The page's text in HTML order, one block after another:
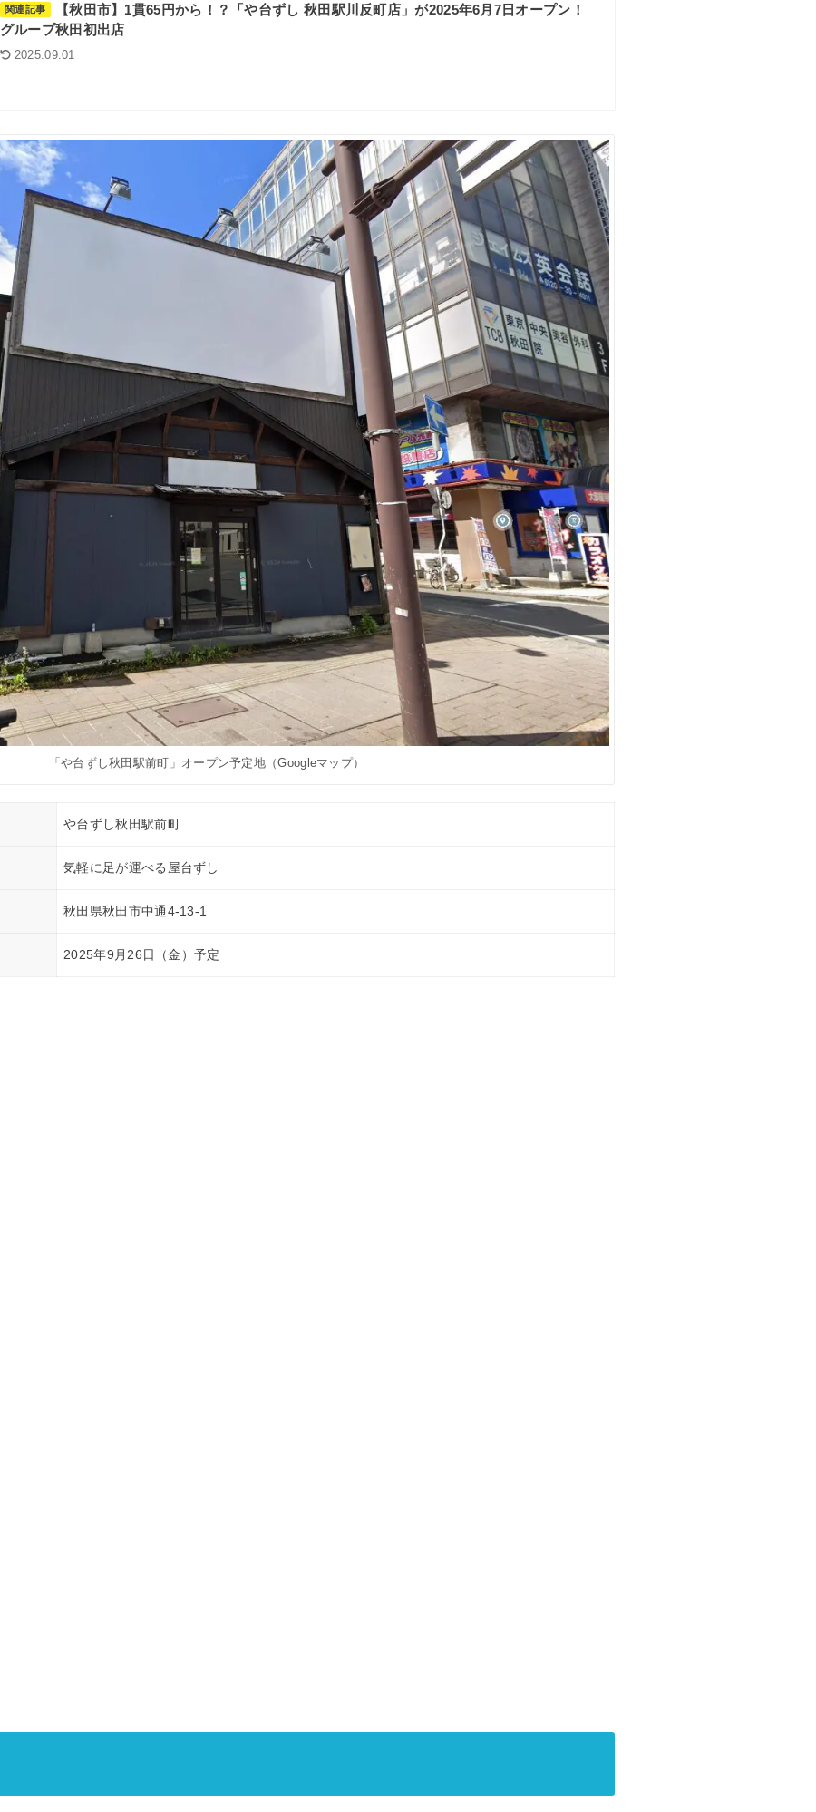
関連記事
【秋田市】1貫65円から！？「や台ずし 秋田駅川反町店」が2025年6月7日オープン！
グループ秋田初出店
2025.09.01
「や台ずし秋田駅前町」オープン予定地（Googleマップ）
や台ずし秋田駅前町
気軽に足が運べる屋台ずし
秋田県秋田市中通4-13-1
2025年9月26日（金）予定